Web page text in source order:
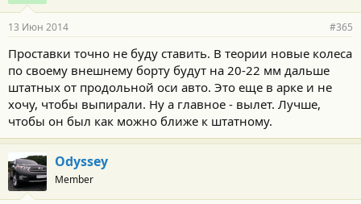
13 Июн 2014 #365
Проставки точно не буду ставить. В теории новые колеса
по своему внешнему борту будут на 20-22 мм дальше
штатных от продольной оси авто. Это еще в арке и не
хочу, чтобы выпирали. Ну а главное - вылет. Лучше,
чтобы он был как можно ближе к штатному.
Odyssey
Member